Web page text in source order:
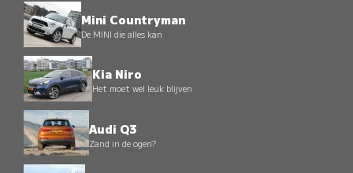
Mini Countryman
De MINI die alles kan
Kia Niro
Het moet wel leuk blijven
Audi Q3
Zand in de ogen?